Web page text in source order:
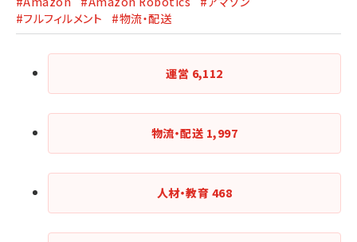
#フルフィルメント
#物流・配送
運営 6,112
物流・配送 1,997
人材・教育 468